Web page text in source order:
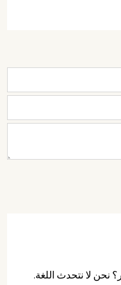
نحن لا نتحدث اللغة.